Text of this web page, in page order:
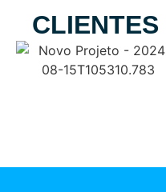
CLIENTES